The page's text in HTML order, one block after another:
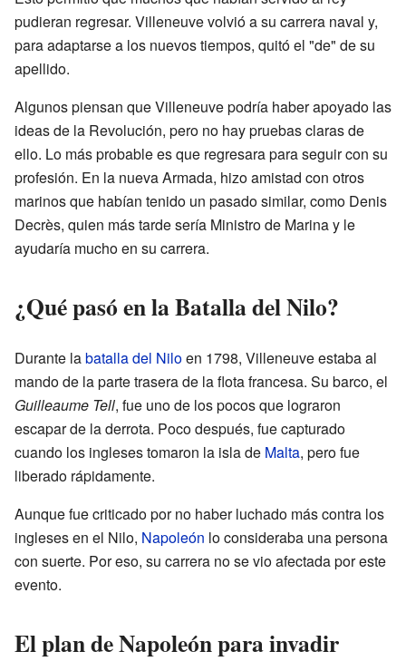
pudieran regresar. Villeneuve volvió a su carrera naval y,
para adaptarse a los nuevos tiempos, quitó el "de" de su
apellido.
Algunos piensan que Villeneuve podría haber apoyado las
ideas de la Revolución, pero no hay pruebas claras de
ello. Lo más probable es que regresara para seguir con su
profesión. En la nueva Armada, hizo amistad con otros
marinos que habían tenido un pasado similar, como Denis
Decrès, quien más tarde sería Ministro de Marina y le
ayudaría mucho en su carrera.
¿Qué pasó en la Batalla del Nilo?
Durante labatalla del Niloen 1798, Villeneuve estaba al
mando de la parte trasera de la flota francesa. Su barco, el
Guilleaume Tell, fue uno de los pocos que lograron
escapar de la derrota. Poco después, fue capturado
cuando los ingleses tomaron la isla de Malta, pero fue
liberado rápidamente.
Aunque fue criticado por no haber luchado más contra los
ingleses en el Nilo, Napoleón lo consideraba una persona
con suerte. Por eso, su carrera no se vio afectada por este
evento.
El plan de Napoleón para invadir